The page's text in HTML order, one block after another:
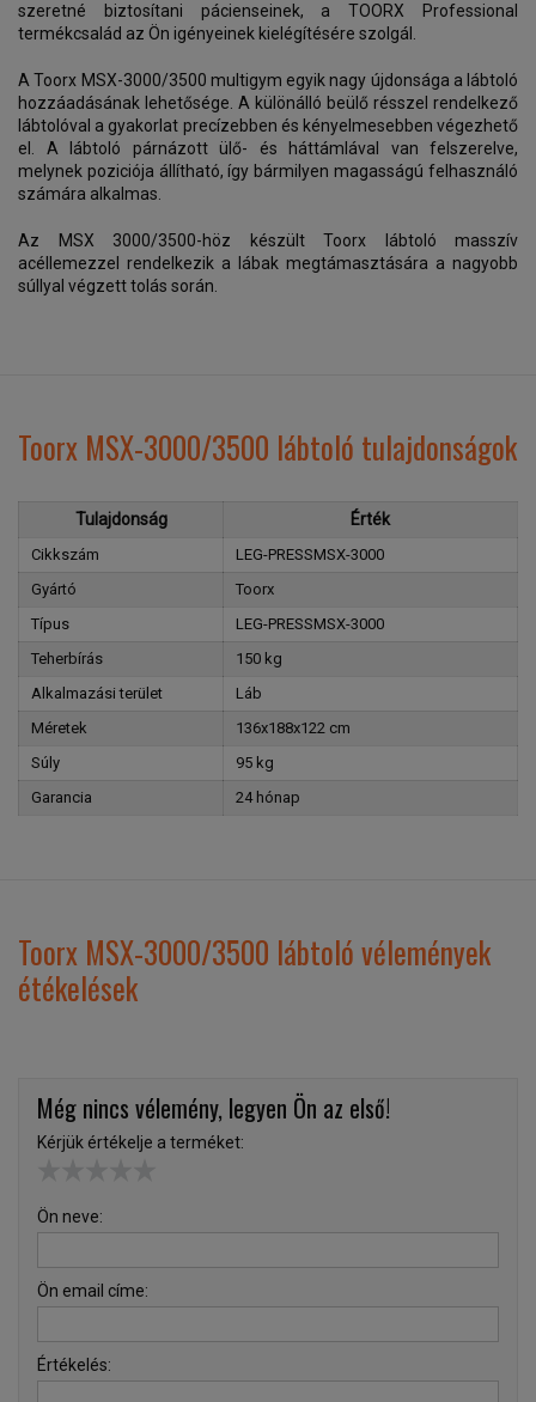
szeretné biztosítani pácienseinek, a TOORX Professional
termékcsalád az Ön igényeinek kielégítésére szolgál.
A Toorx MSX-3000/3500 multigym egyik nagy újdonsága a lábtoló
hozzáadásának lehetősége. A különálló beülő résszel rendelkező
lábtolóval a gyakorlat precízebben és kényelmesebben végezhető
el. A lábtoló párnázott ülő- és háttámlával van felszerelve,
melynek poziciója állítható, így bármilyen magasságú felhasználó
számára alkalmas.
Az MSX 3000/3500-höz készült Toorx lábtoló masszív
acéllemezzel rendelkezik a lábak megtámasztására a nagyobb
súllyal végzett tolás során.
Toorx MSX-3000/3500 lábtoló tulajdonságok
Tulajdonság Érték
Cikkszám
LEG-PRESSMSX-3000
Gyártó
Toorx
Típus
LEG-PRESSMSX-3000
Teherbírás
150 kg
Alkalmazási terület
Láb
Méretek
136x188x122 cm
Súly
95 kg
Garancia
24 hónap
Toorx MSX-3000/3500 lábtoló vélemények
étékelések
Még nincs vélemény, legyen Ön az első!
Kérjük értékelje a terméket:
Ön neve:
Ön email címe:
Értékelés: